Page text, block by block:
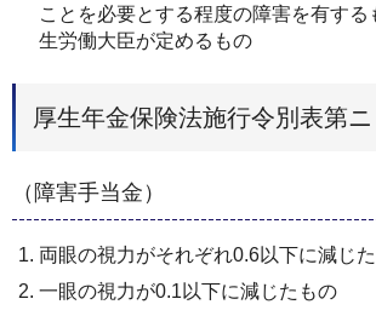
ことを必要とする程度の障害を有す
生労働大臣が定めるもの
厚生年金保険法施行令別表第ニ
（障害手当金）
両眼の視力がそれぞれ0.6以下に減じ
一眼の視力が0.1以下に減じたもの